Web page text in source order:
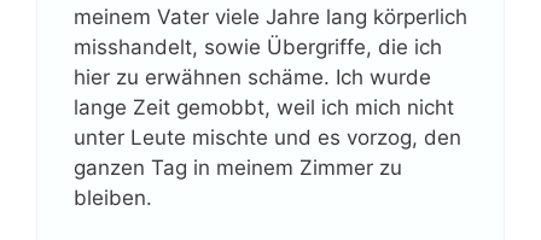
meinem Vater viele Jahre lang körperlich
misshandelt, sowie Übergriffe, die ich
hier zu erwähnen schäme. Ich wurde
lange Zeit gemobbt, weil ich mich nicht
unter Leute mischte und es vorzog, den
ganzen Tag in meinem Zimmer zu
bleiben.